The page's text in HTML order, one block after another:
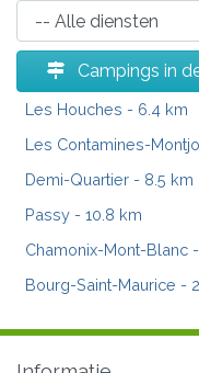
Campings in
Les Houches - 6.4 km
Les Contamines-
Demi-Quartier - 8.5 km
Passy - 10.8 km
Chamonix-Mont-Blanc
Bourg-Saint-Maurice -